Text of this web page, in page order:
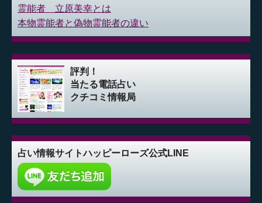
霊能者 立原美幸とは
本物霊能者と偽物霊能者の違い
評判！
当たる電話占い
クチコミ情報局
占い情報サイトハッピーローズ公式LINE